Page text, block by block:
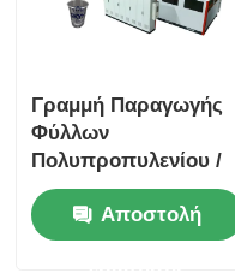
Γραμμή Παραγωγής
Φύλλων
Πολυπροπυλενίου /
Πολυστυρενίου για
Μηχανήματα
Εξώθησης Πλαστικού
Αποστολή